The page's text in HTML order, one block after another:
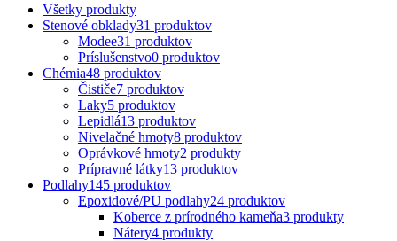
Všetky produkty
Stenové obklady31 produktov
Modee31 produktov
Príslušenstvo0 produktov
Chémia48 produktov
Čističe7 produktov
Laky5 produktov
Lepidlá13 produktov
Nivelačné hmoty8 produktov
Oprávkové hmoty2 produkty
Prípravné látky13 produktov
Podlahy145 produktov
Epoxidové/PU podlahy24 produktov
Koberce z prírodného kameňa3 produkty
Nátery4 produkty